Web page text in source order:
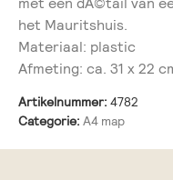
het Mauritshuis.
Materiaal: plastic
Afmeting: ca. 31 x 22
Artikelnummer: 4782
Categorie: A4 map